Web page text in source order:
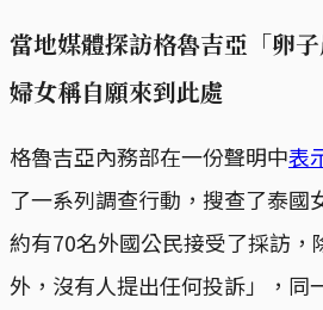
當地媒體探訪格魯吉亞「卵
婦女稱自願來到此處
格魯吉亞內務部在一份聲明中表
了一系列調查行動，搜查了泰國
約有70名外國公民接受了採訪，
外，沒有人提出任何投訴」，同